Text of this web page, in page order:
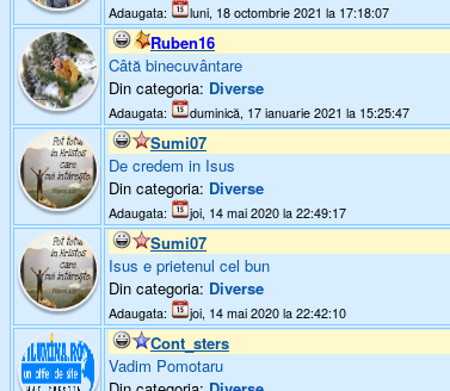
Adaugata: luni, 18 octombrie 2021 la 17:18:07
Ruben16
Câtă binecuvântare
Din categoria: Diverse
Adaugata: duminică, 17 ianuarie 2021 la 15:25:47
Sumi07
De credem in Isus
Din categoria: Diverse
Adaugata: joi, 14 mai 2020 la 22:49:17
Sumi07
Isus e prietenul cel bun
Din categoria: Diverse
Adaugata: joi, 14 mai 2020 la 22:42:10
Cont_sters
Vadim Pomotaru